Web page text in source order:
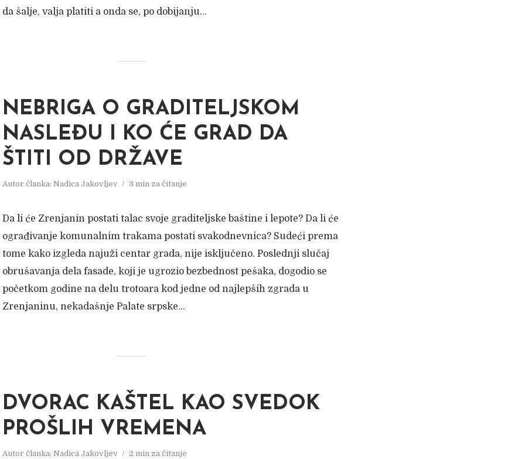
da šalje, valja platiti a onda se, po dobijanju...
NEBRIGA O GRADITELJSKOM
NASLEĐU I KO ĆE GRAD DA
ŠTITI OD DRŽAVE
Autor članka: Nadica Jakovljev 3 min za čitanje
Da li će Zrenjanin postati talac svoje graditeljske baštine i lepote? Da li će
ograđivanje komunalnim trakama postati svakodnevnica? Sudeći prema
tome kako izgleda najuži centar grada, nije isključeno. Poslednji slučaj
obrušavanja dela fasade, koji je ugrozio bezbednost pešaka, dogodio se
početkom godine na delu trotoara kod jedne od najlepših zgrada u
Zrenjaninu, nekadašnje Palate srpske...
DVORAC KAŠTEL KAO SVEDOK
PROŠLIH VREMENA
Autor članka: Nadica Jakovljev 2 min za čitanje